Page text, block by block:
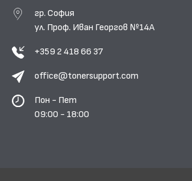
гр. София
ул. Проф. Иван Георгов №14А
+359 2 418 66 37
office@tonersupport.com
Пон - Пет
09:00 - 18:00